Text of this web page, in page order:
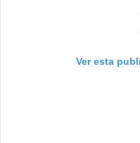
Ver esta